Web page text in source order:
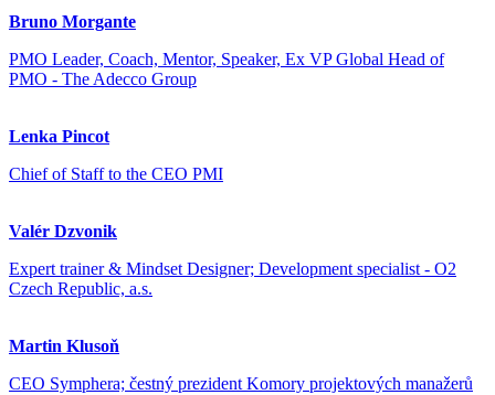
Bruno Morgante
PMO Leader, Coach, Mentor, Speaker, Ex VP Global Head of
PMO - The Adecco Group
Lenka Pincot
Chief of Staff to the CEO PMI
Valér Dzvonik
Expert trainer & Mindset Designer; Development specialist - O2
Czech Republic, a.s.
Martin Klusoň
CEO Symphera; čestný prezident Komory projektových manažerů